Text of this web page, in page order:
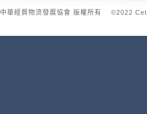
中華經貿物流發展協會 版權所有 ©2022